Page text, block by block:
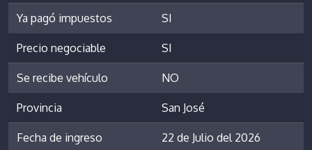
Ya pagó impuestos SI
Precio negociable SI
Se recibe vehículo NO
Provincia San José
Fecha de ingreso 22 de Julio del 2026